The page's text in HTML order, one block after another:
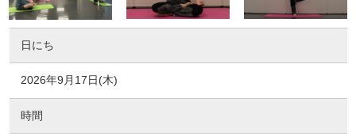
日にち
2026年9月17日(木)
時間